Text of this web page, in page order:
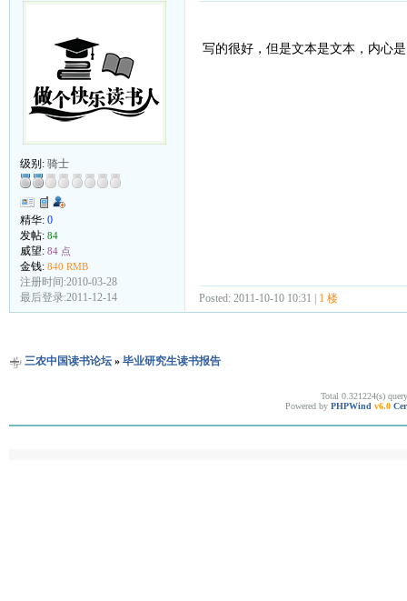
级别: 骑士
精华: 0
发帖: 84
威望: 84 点
金钱: 840 RMB
注册时间:2010-03-28
最后登录:2011-12-14
写的很好，但是文本是文本，内心
Posted: 2011-10-10 10:31 | 1 楼
三农中国读书论坛» 毕业研究生读书报告
Total 0.321224(s)
Powered by PHPWind v6.0